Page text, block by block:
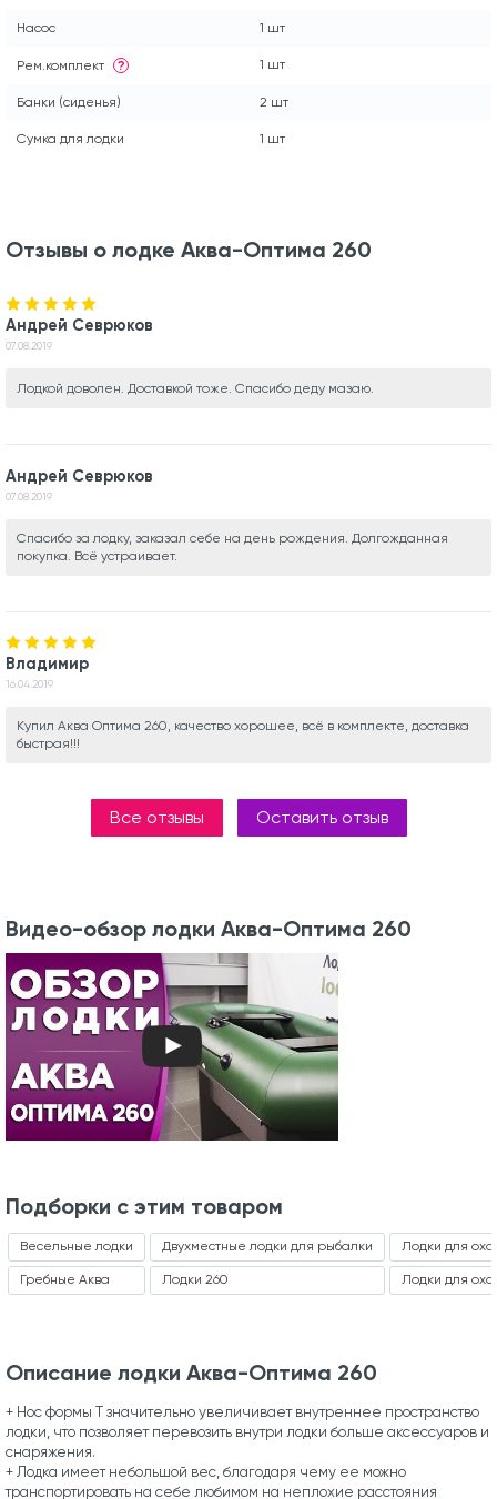
Насос 1 шт
Рем.комплект ? 1 шт
Банки (сиденья) 2 шт
Сумка для лодки 1 шт
Отзывы о лодке Аква-Оптима 260
Андрей Севрюков
07.08.2019
Лодкой доволен. Доставкой тоже. Спасибо деду мазаю.
Андрей Севрюков
07.08.2019
Спасибо за лодку, заказал себе на день рождения. Долгожданная
покупка. Всё устраивает.
Владимир
16.04.2019
Купил Аква Оптима 260, качество хорошее, всё в комплекте, доставка
быстрая!!!
Все отзывы Оставить отзыв
Видео-обзор лодки Аква-Оптима 260
Подборки с этим товаром
Весельные лодки
Гребные Аква
Двухместные лодки для рыбалки
Лодки 260
Лодки для
Лодки для
Описание лодки Аква-Оптима 260
+ Нос формы Т значительно увеличивает внутреннее пространство
лодки, что позволяет перевозить внутри лодки больше аксессуаров и
снаряжения.
+ Лодка имеет небольшой вес, благодаря чему ее можно
транспортировать на себе любимом на неплохие расстояния